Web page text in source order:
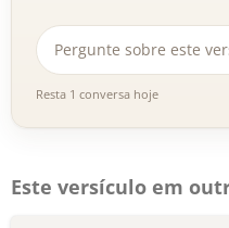
Resta 1 conversa hoje
Este versículo em